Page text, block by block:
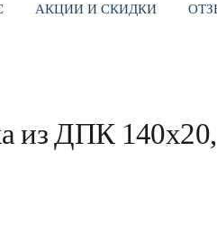
АКЦИИ И СКИДКИ
из ДПК